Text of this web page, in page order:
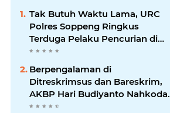
Tak Butuh Waktu Lama, URC
Polres Soppeng Ringkus
Terduga Pelaku Pencurian di
Liliriaja
Berpengalaman di
Ditreskrimsus dan Bareskrim,
AKBP Hari Budiyanto Nahkodai
Polres Soppeng